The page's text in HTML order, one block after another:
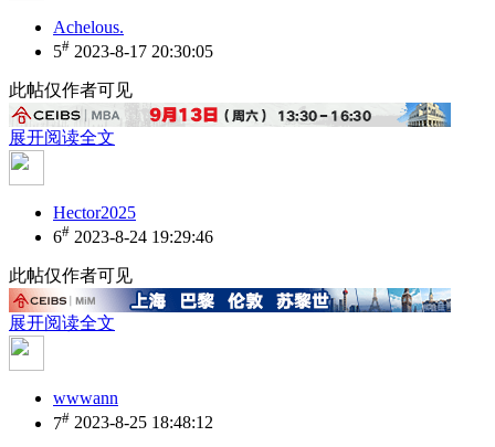
Achelous.
5# 2023-8-17 20:30:05
此帖仅作者可见
展开阅读全文
Hector2025
6# 2023-8-24 19:29:46
此帖仅作者可见
展开阅读全文
wwwann
7# 2023-8-25 18:48:12